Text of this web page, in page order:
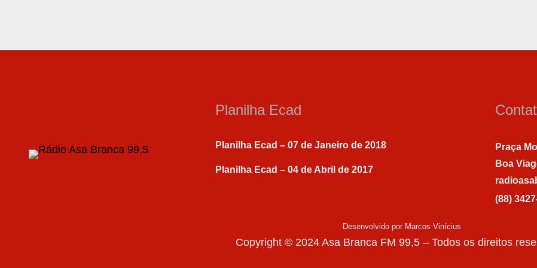
Planilha Ecad
Planilha Ecad – 07 de Janeiro de 2018
Planilha Ecad – 04 de Abril de 2017
Praça
Boa
(88)
Desenvolvido por Marcos Vinícius
Copyright © 2024 Asa Branca FM 99,5 – Todos os direitos